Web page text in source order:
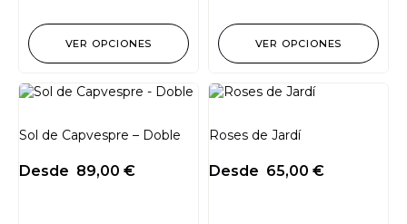
VER OPCIONES VER OPCIONES
Sol de Capvespre – Doble
Desde 89,00 €
Roses de Jardí
Desde 65,00 €